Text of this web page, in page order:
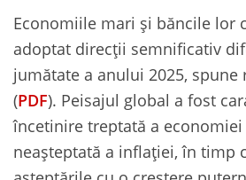
Economiile mari și băncile lor
adoptat direcții semnificativ
jumătate a anului 2025,
(PDF). Peisajul global a fost
încetinire treptată a economiei
neașteptată a inflației, în timp